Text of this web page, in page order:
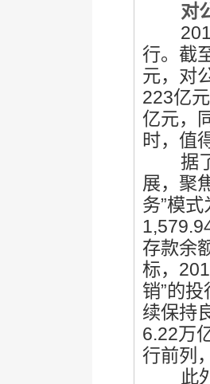
对公
2018
行。截
元，对
223亿
亿元，
时，值
据了
展，聚
务”模
存款余
标，
销”的
续保持
6.22万
行前列
此外